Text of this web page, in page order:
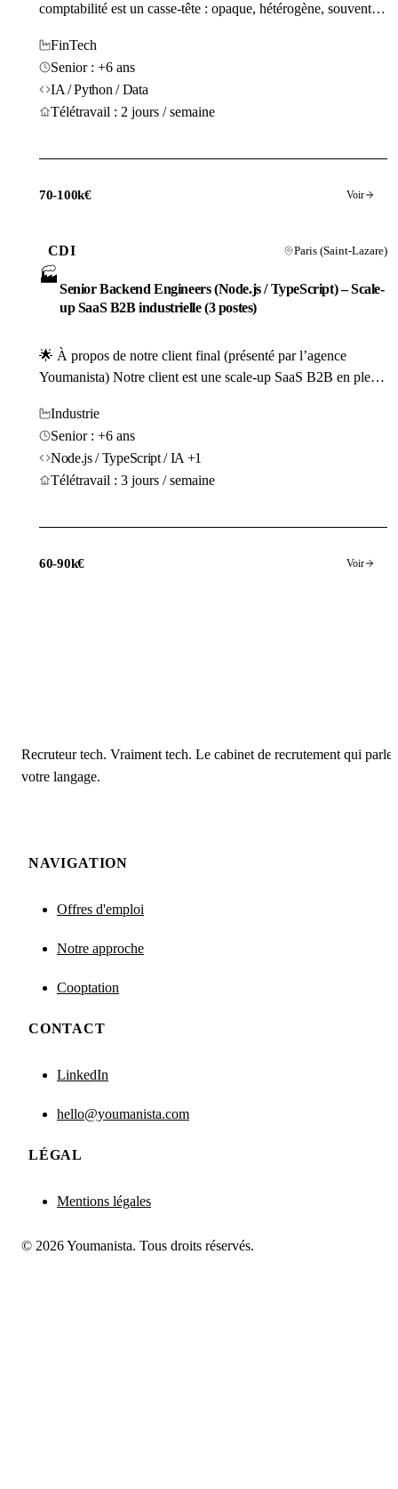
comptabilité est un casse-tête : opaque, hétérogène, souvent
manquait — un moteur capable de nettoyer les rapports
financiers d'entreprises mondiales pour en extraire la réalité
économique brute. En 3 ans, cette...
FinTech
Senior : +6 ans
IA / Python / Data
Télétravail : 2 jours / semaine
70-100k€ Voir
CDI Paris (Saint-Lazare)
🏭
Senior Backend Engineers (Node.js / TypeScript) – Scale-
up SaaS B2B industrielle (3 postes)
🌟 À propos de notre client final (présenté par l’agence
Youmanista) Notre client est une scale-up SaaS B2B en pleine
de la planification de la production industrielle. Crée il y a
plus de 5 ans Sa plateforme permet aux sites de production...
Industrie
Senior : +6 ans
Node.js / TypeScript / IA +1
Télétravail : 3 jours / semaine
60-90k€ Voir
Recruteur tech. Vraiment tech. Le cabinet de recrutement qui parle
votre langage.
NAVIGATION
Offres d'emploi
Notre approche
Cooptation
CONTACT
LinkedIn
hello@youmanista.com
LÉGAL
Mentions légales
© 2026 Youmanista. Tous droits réservés.